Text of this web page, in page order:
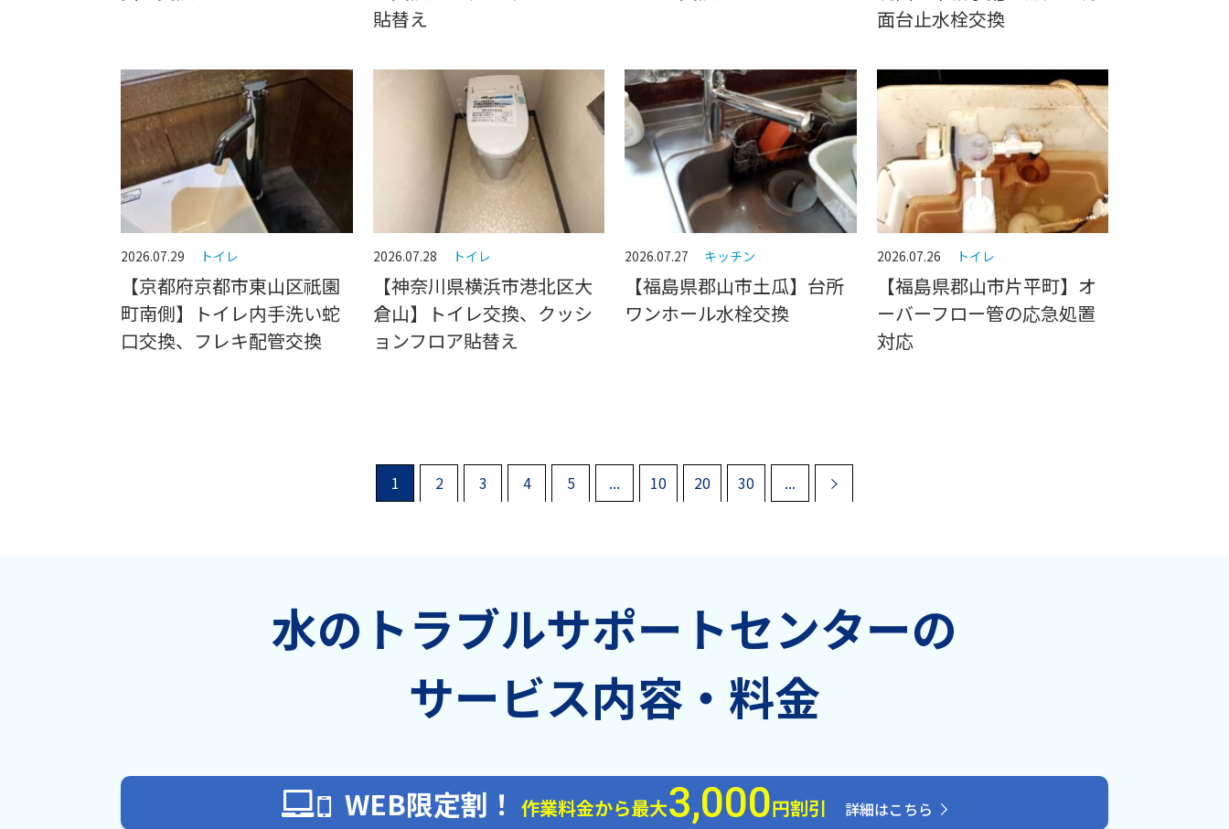
貼替え
面台止水栓交換
2026.07.29 トイレ
【京都府京都市東山区祇園
町南側】トイレ内手洗い蛇
口交換、フレキ配管交換
2026.07.28 トイレ
【神奈川県横浜市港北区大
倉山】トイレ交換、クッシ
ョンフロア貼替え
2026.07.27 キッチン
【福島県郡山市土瓜】台所
ワンホール水栓交換
2026.07.26 トイレ
【福島県郡山市片平町】オ
ーバーフロー管の応急処置
対応
1 2 3 4 5 ... 10 20 30 ... »
水のトラブルサポートセンターの
サービス内容・料金
WEB限定割！ 作業料金から最大3,000円割引 詳細はこちら